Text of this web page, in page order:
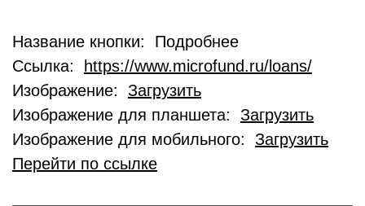
Название кнопки: Подробнее
Ссылка:
https://www.microfund.ru/loans/
Изображение: Загрузить
Изображение для планшета: Загрузить
Изображение для мобильного: Загрузить
Перейти по ссылке